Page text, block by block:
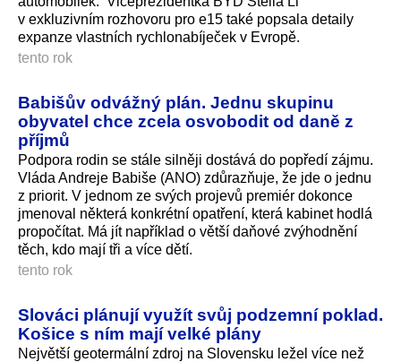
v exkluzivním rozhovoru pro e15 také popsala detaily
expanze vlastních rychlonabíječek v Evropě.
tento rok
Babišův odvážný plán. Jednu skupinu
obyvatel chce zcela osvobodit od daně z
příjmů
Podpora rodin se stále silněji dostává do popředí zájmu.
Vláda Andreje Babiše (ANO) zdůrazňuje, že jde o jednu
z priorit. V jednom ze svých projevů premiér dokonce
jmenoval některá konkrétní opatření, která kabinet hodlá
propočítat. Má jít například o větší daňové zvýhodnění
těch, kdo mají tři a více dětí.
tento rok
Slováci plánují využít svůj podzemní poklad.
Košice s ním mají velké plány
Největší geotermální zdroj na Slovensku ležel více než